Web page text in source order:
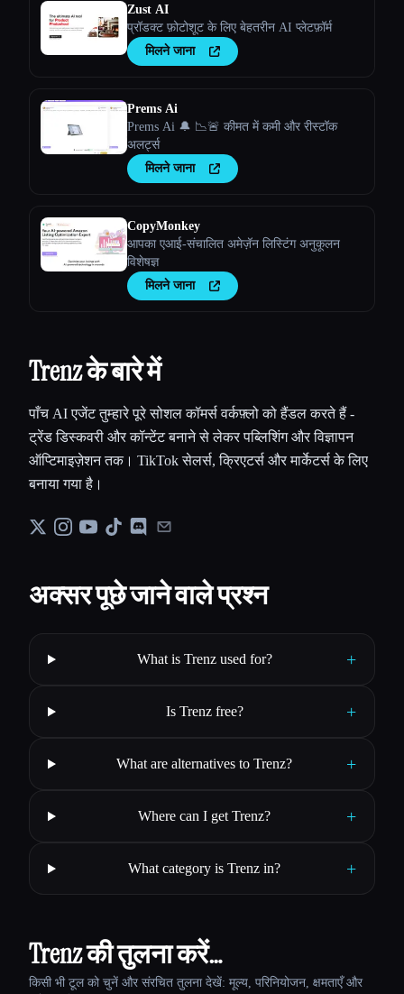
Zust AI
प्रॉडक्ट फ़ोटोशूट के लिए बेहतरीन AI प्लेटफ़ॉर्म
मिलने जाना
Prems Ai
Prems Ai 🔔 📉🚨 कीमत में कमी और रीस्टॉक
अलर्ट्स
मिलने जाना
CopyMonkey
आपका एआई-संचालित अमेज़ॅन लिस्टिंग अनुकूलन
विशेषज्ञ
मिलने जाना
Trenz के बारे में
पाँच AI एजेंट तुम्हारे पूरे सोशल कॉमर्स वर्कफ़्लो को हैंडल करते हैं -
ट्रेंड डिस्कवरी और कॉन्टेंट बनाने से लेकर पब्लिशिंग और विज्ञापन
ऑप्टिमाइज़ेशन तक। TikTok सेलर्स, क्रिएटर्स और मार्केटर्स के लिए
बनाया गया है।
अक्सर पूछे जाने वाले प्रश्न
What is Trenz used for? +
Is Trenz free? +
What are alternatives to Trenz? +
Where can I get Trenz? +
What category is Trenz in? +
Trenz की तुलना करें…
किसी भी टूल को चुनें और संरचित तुलना देखें: मूल्य, परिनियोजन, क्षमताएँ और